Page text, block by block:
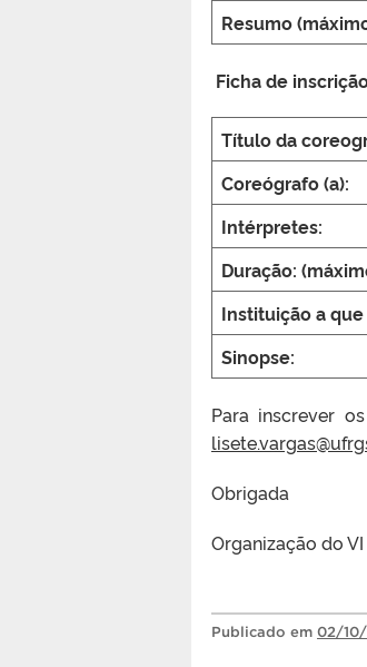
Resumo
Ficha de
Título da
Coreógrafo (a):
Intérpretes:
Duração:
Instituição a
Sinopse:
Para inscrever
Obrigada
Organização do
Publicado em 02/